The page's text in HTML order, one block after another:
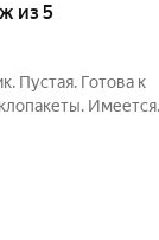
из 5
Пустая. Готова к
Имеется